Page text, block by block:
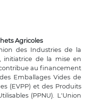
Agricoles
des Industries de la
initiatrice de la mise en
contribue au financement
Emballages Vides de
(EVPP) et des Produits
(PPNU). L'Union